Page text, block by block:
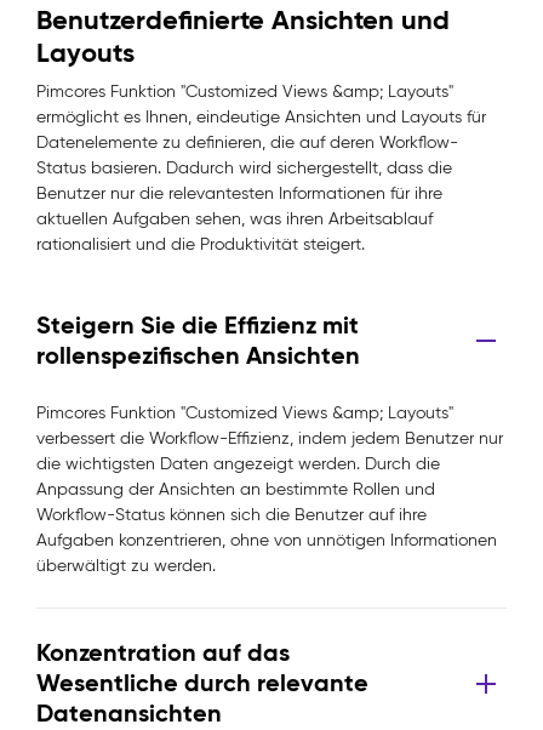
Benutzerdefinierte Ansichten und
Layouts
Pimcores Funktion "Customized Views &amp; Layouts"
ermöglicht es Ihnen, eindeutige Ansichten und Layouts für
Datenelemente zu definieren, die auf deren Workflow-
Status basieren. Dadurch wird sichergestellt, dass die
Benutzer nur die relevantesten Informationen für ihre
aktuellen Aufgaben sehen, was ihren Arbeitsablauf
rationalisiert und die Produktivität steigert.
Steigern Sie die Effizienz mit
rollenspezifischen Ansichten
Pimcores Funktion "Customized Views &amp; Layouts"
verbessert die Workflow-Effizienz, indem jedem Benutzer nur
die wichtigsten Daten angezeigt werden. Durch die
Anpassung der Ansichten an bestimmte Rollen und
Workflow-Status können sich die Benutzer auf ihre
Aufgaben konzentrieren, ohne von unnötigen Informationen
überwältigt zu werden.
Konzentration auf das
Wesentliche durch relevante
Datenansichten